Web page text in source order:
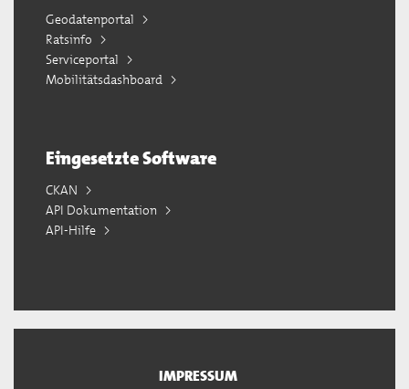
Geodatenportal
Ratsinfo
Serviceportal
Mobilitätsdashboard
Eingesetzte Software
CKAN
API Dokumentation
API-Hilfe
IMPRESSUM